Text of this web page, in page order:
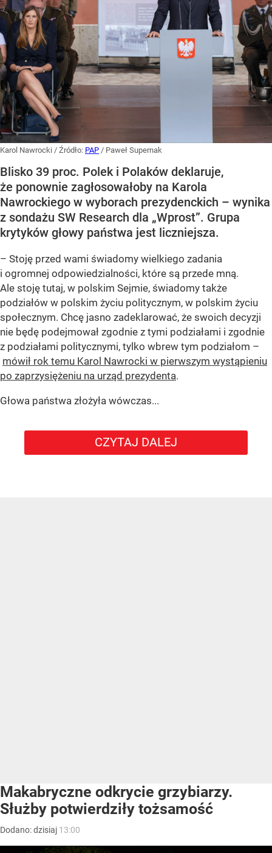
Karol Nawrocki / Źródło: PAP / Paweł Supernak
Blisko 39 proc. Polek i Polaków deklaruje,
że ponownie zagłosowałoby na Karola
Nawrockiego w wyborach prezydenckich – wynika
z sondażu SW Research dla „Wprost”. Grupa
krytyków głowy państwa jest liczniejsza.
– Stoję przed wami świadomy wielkiego zadania
i ogromnej odpowiedzialności, które są przede mną.
Ale stoję tutaj, w polskim Sejmie, świadomy także
podziałów w polskim życiu politycznym, w polskim życiu
społecznym. Chcę jasno zadeklarować, że swoich decyzji
nie będę podejmował zgodnie z tymi podziałami i zgodnie
z podziałami politycznymi, tylko wbrew tym podziałom –
mówił rok temu Karol Nawrocki w pierwszym wystąpieniu
po zaprzysiężeniu na urząd prezydenta.
Głowa państwa złożyła wówczas...
CZYTAJ DALEJ
Makabryczne odkrycie grzybiarzy.
Służby potwierdziły tożsamość
Dodano:dzisiaj 13:00